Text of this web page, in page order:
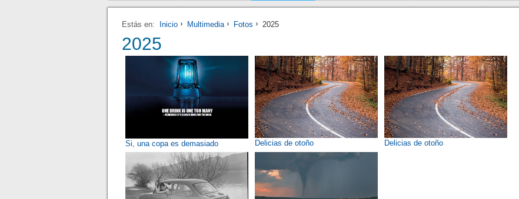
Estás en: Inicio Multimedia Fotos 2025
2025
Si, una copa es demasiado Delicias de otoño Delicias de otoño